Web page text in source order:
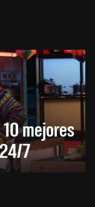
mejores
7